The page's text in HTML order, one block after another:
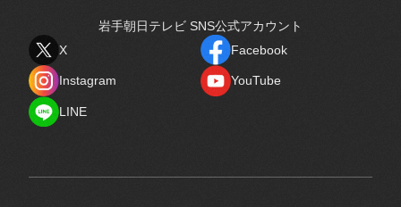
岩手朝日テレビ SNS公式アカウント
X
Facebook
Instagram
YouTube
LINE